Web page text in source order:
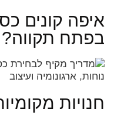
איפה קונים
בפתח תקווה?
חנויות